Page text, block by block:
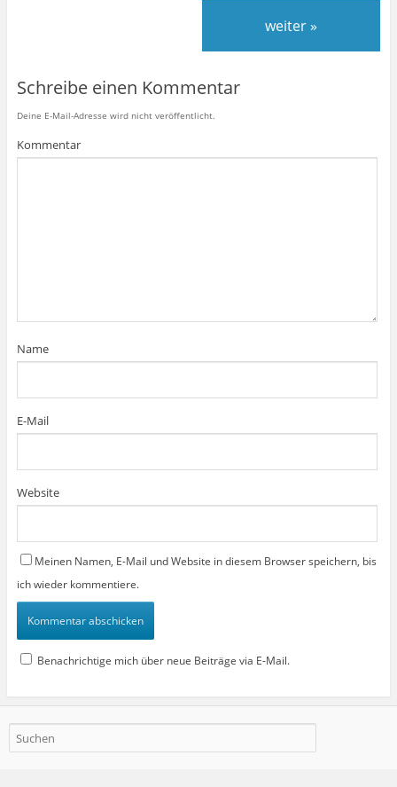
weiter »
Schreibe einen Kommentar
Deine E-Mail-Adresse wird nicht veröffentlicht.
Kommentar
Name
E-Mail
Website
Meinen Namen, E-Mail und Website in diesem Browser speichern, bis
ich wieder kommentiere.
Benachrichtige mich über neue Beiträge via E-Mail.